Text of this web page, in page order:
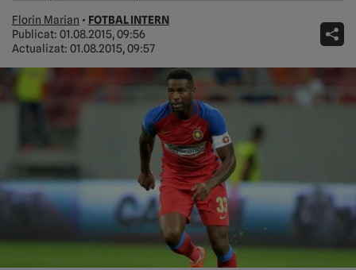
Florin Marian • FOTBAL INTERN
Publicat: 01.08.2015, 09:56
Actualizat: 01.08.2015, 09:57